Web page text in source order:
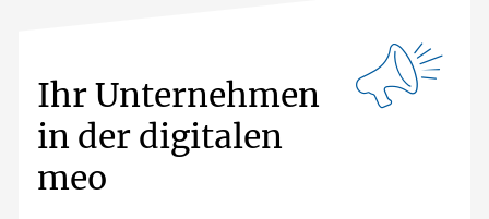
Ihr Unternehmen
in der digitalen
meo